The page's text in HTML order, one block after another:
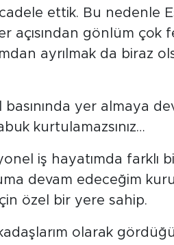
ettik. Bu nedenle
açısından gönlüm çok
ayrılmak da biraz
yer almaya
kurtulamazsınız…
iş hayatımda farklı
devam edeceğim
özel bir yere sahip.
olarak